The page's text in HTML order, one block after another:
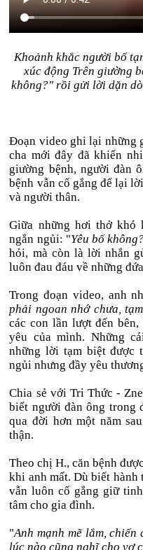
Khoảnh khắc người bố
xúc động Trên giường
không?" rồi gửi lời dặn
Đoạn video ghi lại những
cha mới đây đã khiến
giường bệnh, người đàn
bệnh vẫn cố gắng để lại
và người thân.
Giữa những hơi thở khó
ngắn ngủi: "Yêu bố
hỏi, mà còn là lời nhắn
luôn đau đáu về những
Trong đoạn video, anh
phải ngoan nhớ chưa,
các con lần lượt đến
yêu của mình. Những
những lời tạm biệt được
ngủi nhưng đầy yêu
Chia sẻ với Tri Thức -
biết người đàn ông trong
qua đời hơn một năm
thận.
Theo chị H., căn bệnh
khi anh mất. Dù biết
vẫn luôn cố gắng giữ
tâm cho gia đình.
"Anh mạnh mẽ lắm,
lúc nào cũng nghĩ cho vợ